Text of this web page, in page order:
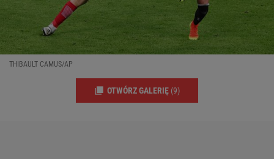
THIBAULT CAMUS/AP
OTWÓRZ GALERIĘ (9)